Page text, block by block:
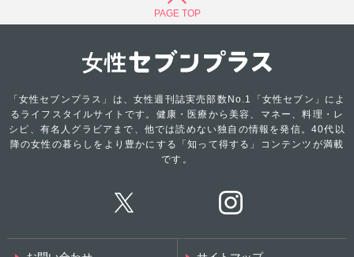
PAGE TOP
「女性セブンプラス」は、女性週刊誌実売部数No.1「女性セブン」によ
るライフスタイルサイトです。健康・医療から美容、マネー、料理・レ
シピ、有名人グラビアまで、他では読めない独自の情報を発信。40代以
降の女性の暮らしをより豊かにする「知って得する」コンテンツが満載
です。